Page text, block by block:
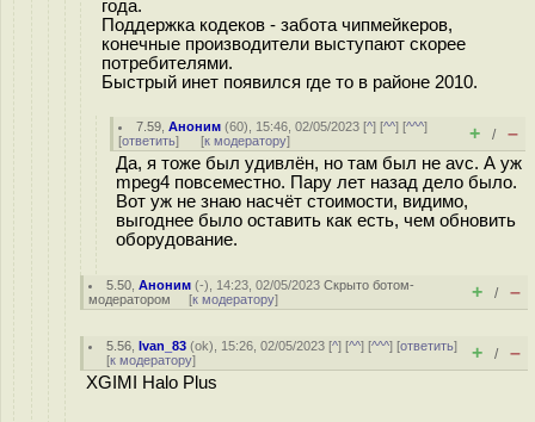
года.
Поддержка кодеков - забота чипмейкеров,
конечные производители выступают скорее
потребителями.
Быстрый инет появился где то в районе 2010.
7.59 ,Аноним (60), 15:46, 02/05/2023 [^] [^^] [^^^]
[ответить] [к модератору] + / –
Да, я тоже был удивлён, но там был не avc. А уж
mpeg4 повсеместно. Пару лет назад дело было.
Вот уж не знаю насчёт стоимости, видимо,
выгоднее было оставить как есть, чем обновить
оборудование.
5.50 ,Аноним (-), 14:23, 02/05/2023Скрыто ботом-
модератором [к модератору] + / –
5.56 ,Ivan_83 (ok), 15:26, 02/05/2023 [^] [^^] [^^^] [ответить]
[к модератору] + / –
XGIMI Halo Plus